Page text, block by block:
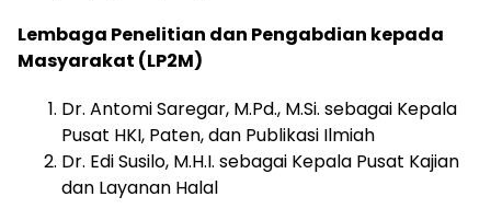
Lembaga Penelitian dan Pengabdian kepada
Masyarakat (LP2M)
Dr. Antomi Saregar, M.Pd., M.Si. sebagai Kepala
Pusat HKI, Paten, dan Publikasi Ilmiah
Dr. Edi Susilo, M.H.I. sebagai Kepala Pusat Kajian
dan Layanan Halal